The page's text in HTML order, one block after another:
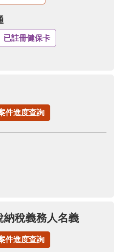
已註冊健保卡
件進度查詢
納稅義務人名義
件進度查詢